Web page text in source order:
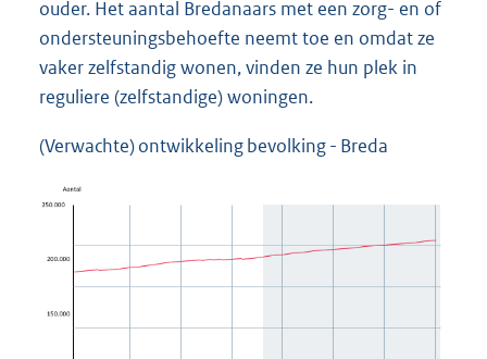
ouder. Het aantal Bredanaars met een zorg- en of
ondersteuningsbehoefte neemt toe en omdat ze
vaker zelfstandig wonen, vinden ze hun plek in
reguliere (zelfstandige) woningen.
(Verwachte) ontwikkeling bevolking - Breda